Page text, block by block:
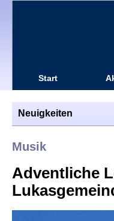
Start
Neuigkeiten
Musik
Adventliche